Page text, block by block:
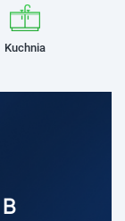
Kuchnia